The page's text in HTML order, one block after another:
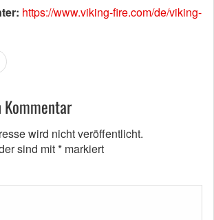
https://www.viking-fire.com/de/viking-
Kommentar
wird nicht veröffentlicht.
sind mit* markiert